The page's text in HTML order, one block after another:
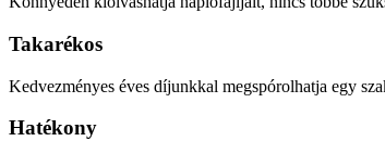
Takarékos
Kedvezményes éves díjunkkal megspórolhatja egy
Hatékony